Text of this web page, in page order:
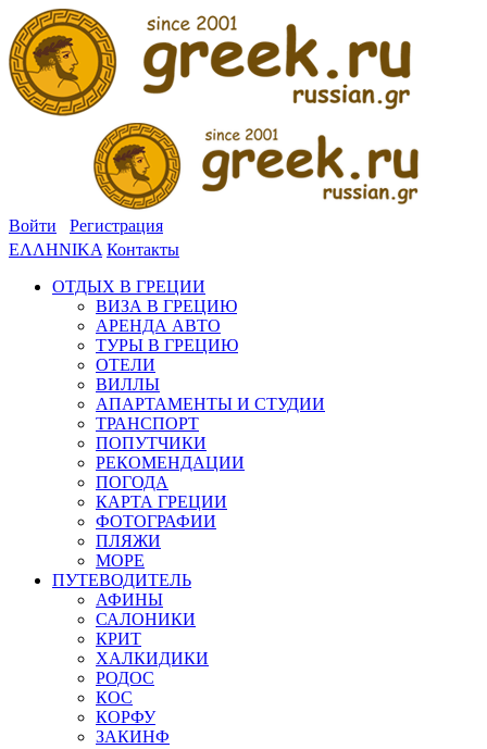
Войти
Регистрация
ΕΛΛΗΝΙΚΑ Контакты
ОТДЫХ В ГРЕЦИИ
ВИЗА В ГРЕЦИЮ
АРЕНДА АВТО
ТУРЫ В ГРЕЦИЮ
ОТЕЛИ
ВИЛЛЫ
АПАРТАМЕНТЫ И СТУДИИ
ТРАНСПОРТ
ПОПУТЧИКИ
РЕКОМЕНДАЦИИ
ПОГОДА
КАРТА ГРЕЦИИ
ФОТОГРАФИИ
ПЛЯЖИ
МОРЕ
ПУТЕВОДИТЕЛЬ
АФИНЫ
САЛОНИКИ
КРИТ
ХАЛКИДИКИ
РОДОС
КОС
КОРФУ
ЗАКИНФ